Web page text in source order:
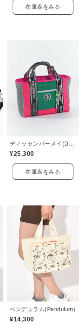
在庫表をみる
¥25,300
在庫表をみる
ペンデュラム(Pendulum)
¥14,300